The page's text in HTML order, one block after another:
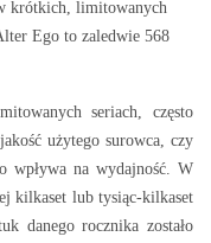
krótkich, limitowanych
Ego to zaledwie 568
seriach, często
użytego surowca, czy
wpływa na wydajność. W
kilkaset lub tysiąc-kilkaset
danego rocznika zostało